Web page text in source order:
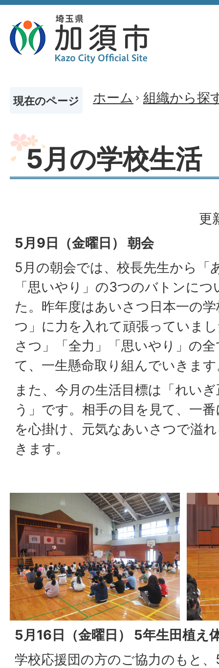
現在のページ ホーム 組織から探
5月の学校生活
更
5月9日（金曜日） 朝会
5月の朝会では、校長先生から「
「思いやり」の3つのバトンに
た。昨年度はあいさつ日本一の
つ」に力を入れて頑張っていま
さつ」「全力」「思いやり」の
て、一生懸命取り組んでいきま
また、今月の生活目標は「れい
う」です。相手の目を見て、一
を心掛け、元気なあいさつで溢
きます。
5月16日（金曜日） 5年生田植え
学校応援団の方のご協力のもと